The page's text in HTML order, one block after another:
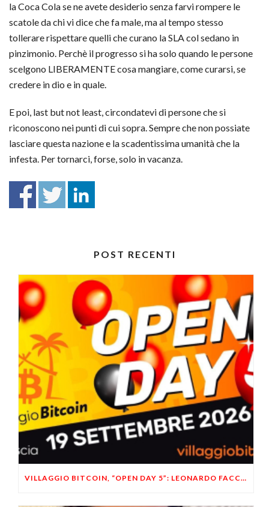
la Coca Cola se ne avete desiderio senza farvi rompere le
scatole da chi vi dice che fa male, ma al tempo stesso
tollerare rispettare quelli che curano la SLA col sedano in
pinzimonio. Perchè il progresso si ha solo quando le persone
scelgono LIBERAMENTE cosa mangiare, come curarsi, se
credere in dio e in quale.
E poi, last but not least, circondatevi di persone che si
riconoscono nei punti di cui sopra. Sempre che non possiate
lasciare questa nazione e la scadentissima umanità che la
infesta. Per tornarci, forse, solo in vacanza.
POST RECENTI
VILLAGGIO BITCOIN, “OPEN DAY 5”: LEONARDO FACCO OSPITE A BRESCIA